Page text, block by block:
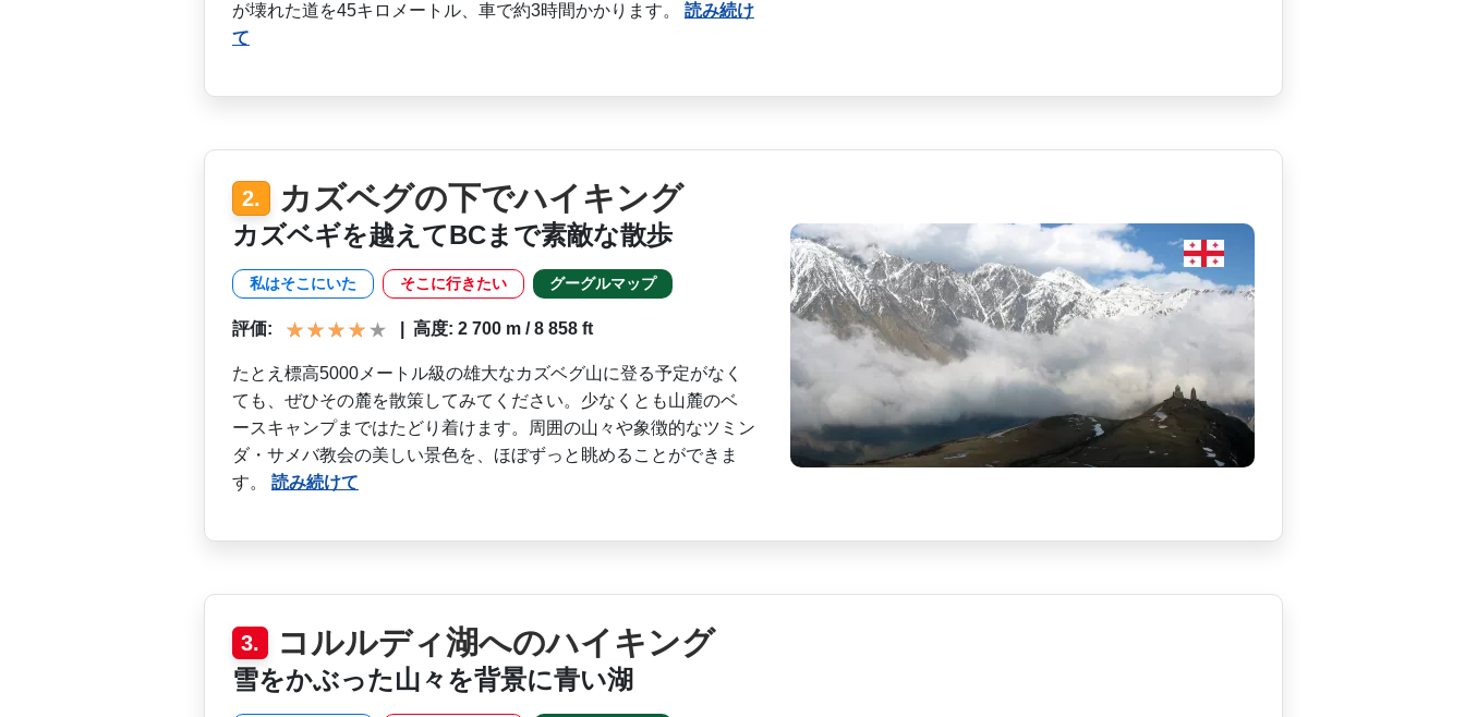
が壊れた道を45キロメートル、車­で約3時間かかります。 読み続け
て
2. カズベグの下でハイキング
カズベギを越えてBCまで素敵な散歩
私はそこにいた そこに行きたい グーグルマップ
評価: 高度: 2 700 m / 8 858 ft
たとえ標高5000メートル­級の雄大なカズベグ山に登る予定がなく
ても、ぜひそ­の麓を散策してみてください。少なくとも山麓のベ
ー­スキャンプまではたどり着けます。周囲の山々や象徴­的なツミン
ダ・サメバ教会の美しい景色を、ほぼずっ­と眺めることができま
す。 読み続けて
3. コルルディ湖へのハイキング
雪をかぶった山々を背景に青い湖